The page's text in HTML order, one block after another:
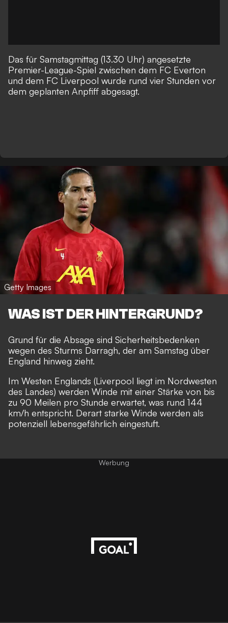
Das für Samstagmittag (13.30 Uhr) angesetzte
Premier-League-Spiel zwischen dem FC Everton
und dem FC Liverpool wurde rund vier Stunden vor
dem geplanten Anpfiff abgesagt.
Getty Images
WAS IST DER HINTERGRUND?
Grund für die Absage sind Sicherheitsbedenken
wegen des Sturms Darragh, der am Samstag über
England hinweg zieht.
Im Westen Englands (Liverpool liegt im Nordwesten
des Landes) werden Winde mit einer Stärke von bis
zu 90 Meilen pro Stunde erwartet, was rund 144
km/h entspricht. Derart starke Winde werden als
potenziell lebensgefährlich eingestuft.
Werbung